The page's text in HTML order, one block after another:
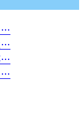
…
…
…
…